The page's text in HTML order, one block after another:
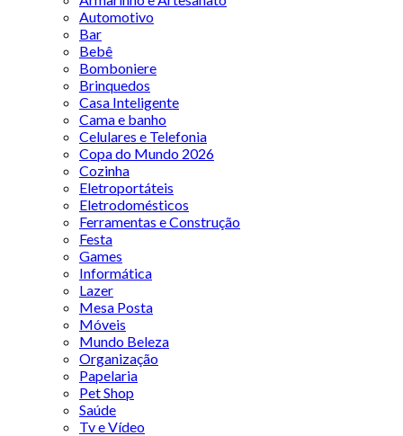
Automotivo
Bar
Bebê
Bomboniere
Brinquedos
Casa Inteligente
Cama e banho
Celulares e Telefonia
Copa do Mundo 2026
Cozinha
Eletroportáteis
Eletrodomésticos
Ferramentas e Construção
Festa
Games
Informática
Lazer
Mesa Posta
Móveis
Mundo Beleza
Organização
Papelaria
Pet Shop
Saúde
Tv e Vídeo